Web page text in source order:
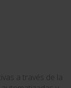
a través de la